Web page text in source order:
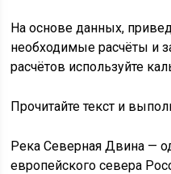
На основе данных,
необходимые расчёты и
расчётов используйте
Прочитайте текст и
Река Северная Двина —
европейского севера